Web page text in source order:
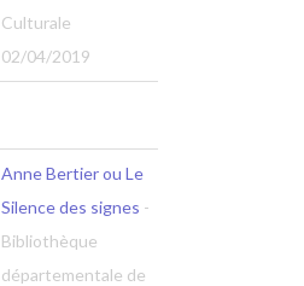
Culturale
02/04/2019
Anne Bertier ou Le
Silence des signes -
Bibliothèque
départementale de